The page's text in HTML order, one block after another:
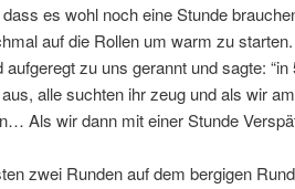
es wohl noch eine Stunde
auf die Rollen um warm zu
aufgeregt zu uns gerannt und sagte:
alle suchten ihr zeug und als wir
Als wir dann mit einer Stunde
zwei Runden auf dem bergigen